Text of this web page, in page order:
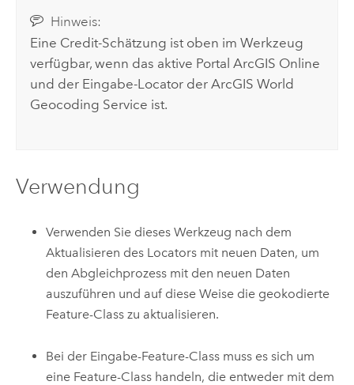
Hinweis:
Eine Credit-Schätzung ist oben im Werkzeug
verfügbar, wenn das aktive PortalArcGIS Online
und der Eingabe-Locator derArcGIS World
Geocoding Service ist.
Verwendung
Verwenden Sie dieses Werkzeug nach dem
Aktualisieren des Locators mit neuen Daten, um
den Abgleichprozess mit den neuen Daten
auszuführen und auf diese Weise die geokodierte
Feature-Class zu aktualisieren.
Bei der Eingabe-Feature-Class muss es sich um
eine Feature-Class handeln, die entweder mit dem